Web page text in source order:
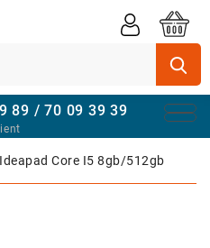
89 / 70 09 39 39
Core I5 8gb/512gb